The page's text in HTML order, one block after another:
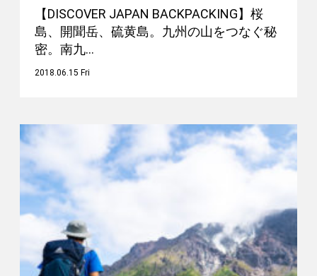
【DISCOVER JAPAN BACKPACKING】桜
島、開聞岳、硫黄島。九州の山をつなぐ秘
密。南九…
2018.06.15 Fri